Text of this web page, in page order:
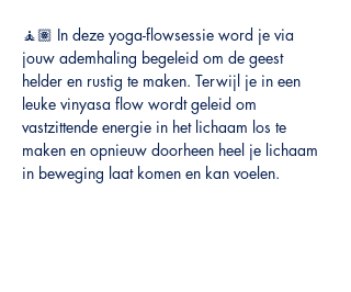
🧘🏽 In deze yoga-flowsessie word je via
jouw ademhaling begeleid om de geest
helder en rustig te maken. Terwijl je in een
leuke vinyasa flow wordt geleid om
vastzittende energie in het lichaam los te
maken en opnieuw doorheen heel je lichaam
in beweging laat komen en kan voelen.